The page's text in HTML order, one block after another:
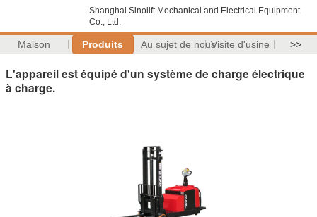
Shanghai Sinolift Mechanical and Electrical Equipment
Co., Ltd.
Maison Produits Au sujet de nousVisite d'usine >>
L'appareil est équipé d'un système de charge électrique
à charge.